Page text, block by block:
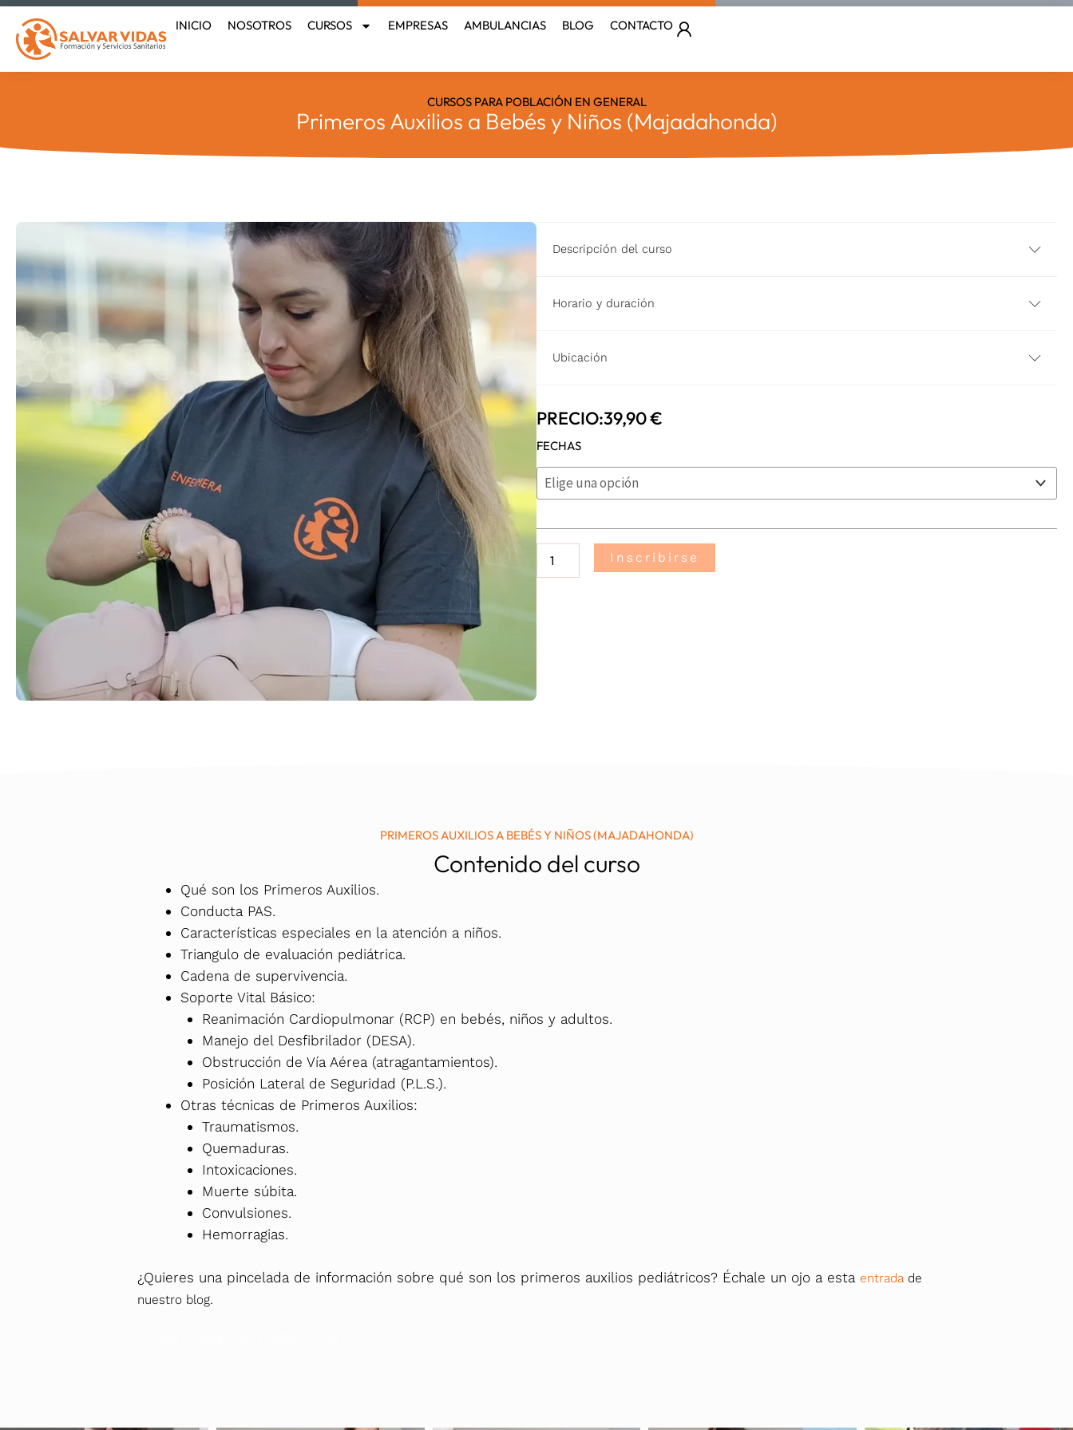
Ir
contenido
INICIO NOSOTROS CURSOS EMPRESAS AMBULANCIAS BLOG CONTACTO
CURSOS PARA POBLACIÓN EN GENERAL
Primeros Auxilios a Bebés y Niños (Majadahonda)
Descripción del curso
Horario y duración
Ubicación
PRECIO:39,90€
FECHAS
Primeros
a
Bebés
y
Niños
(Majadahonda)
Inscribirse
PRIMEROS AUXILIOS A BEBÉS Y NIÑOS (MAJADAHONDA)
Contenido del curso
Qué son los Primeros Auxilios.
Conducta PAS.
Características especiales en la atención a niños.
Triangulo de evaluación pediátrica.
Cadena de supervivencia.
Soporte Vital Básico:
Reanimación Cardiopulmonar (RCP) en bebés, niños y adultos.
Manejo del Desfibrilador (DESA).
Obstrucción de Vía Aérea (atragantamientos).
Posición Lateral de Seguridad (P.L.S.).
Otras técnicas de Primeros Auxilios:
Traumatismos.
Quemaduras.
Intoxicaciones.
Muerte súbita.
Convulsiones.
Hemorragias.
¿Quieres una pincelada de información sobre qué son los primeros auxilios pediátricos? Échale un ojo a esta entrada de
nuestro blog.